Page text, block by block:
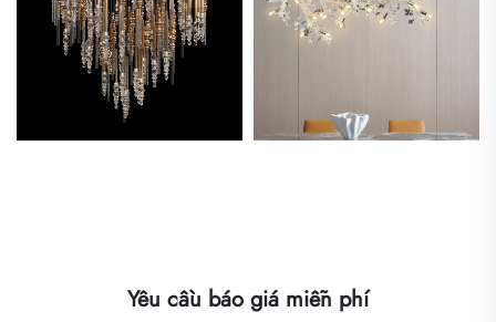
Yêu cầu báo giá miễn phí